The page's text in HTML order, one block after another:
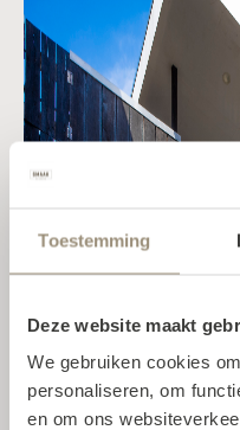
Toestemming
Deze website maakt
We gebruiken cookies
personaliseren, om
en om ons